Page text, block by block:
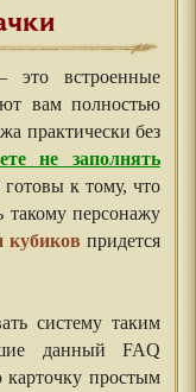
встроенные
вам полностью
практически без
не заполнять
готовы к тому, что
такому персонажу
кубиков придется
систему таким
данный FAQ
карточку простым